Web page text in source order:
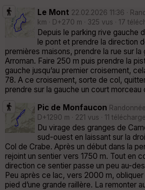
Le Mont 22.02.2026 11:36 ·
km · D+270 m · 325 vus · 17
Depuis le parking rive gauche
le pont et prendre la direction
premières maisons, prendre la rue sur
Arroman. Faire 250 m puis prendre la
gauche jusqu’au premier croisement,
78. A ce croisement, sorte de col,
prendre sur la gauche un court morceau
Pic de Monfaucon
D+1290 m · 221 vus · 11
Du virage des granges de
sud-ouest en laissant sur la
Col de Crabe. Après un début dans la
rejoint un sentier vers 1750 m. Tout en
direction ce sentier passe un peu au-
Peu après ce lac, vers 2000 m,
pied d’une grande raillère. La remonter